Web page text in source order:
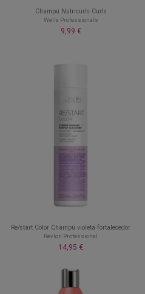
Champú Nutricurls Curls
Wella Professionals
9,99 €
Re/start Color Champú violeta fortalecedor
Revlon Professional
14,95 €